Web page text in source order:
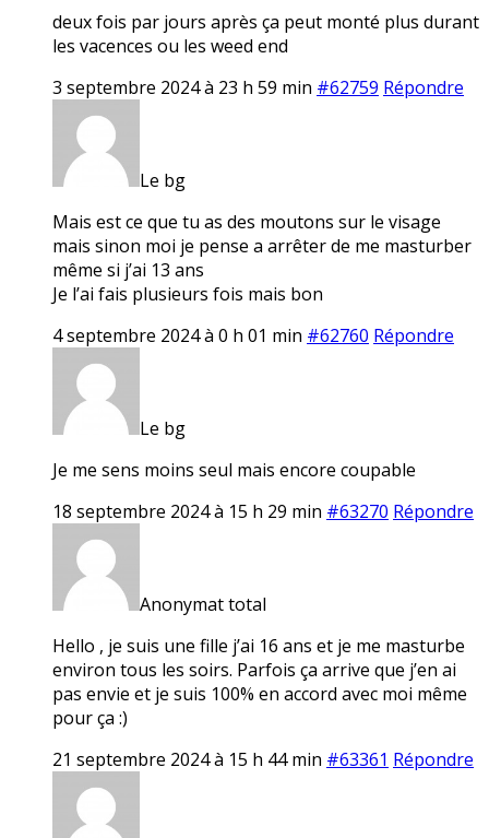
deux fois par jours après ça peut monté plus durant
les vacences ou les weed end
3 septembre 2024 à 23 h 59 min #62759 Répondre
Le bg
Mais est ce que tu as des moutons sur le visage
mais sinon moi je pense a arrêter de me masturber
même si j’ai 13 ans
Je l’ai fais plusieurs fois mais bon
4 septembre 2024 à 0 h 01 min #62760 Répondre
Le bg
Je me sens moins seul mais encore coupable
18 septembre 2024 à 15 h 29 min #63270 Répondre
Anonymat total
Hello , je suis une fille j’ai 16 ans et je me masturbe
environ tous les soirs. Parfois ça arrive que j’en ai
pas envie et je suis 100% en accord avec moi même
pour ça :)
21 septembre 2024 à 15 h 44 min #63361 Répondre